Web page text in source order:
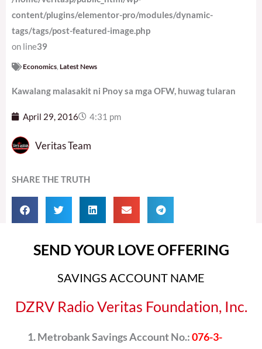
content/plugins/elementor-pro/modules/dynamic-
tags/tags/post-featured-image.php
on line39
Economics Latest News
Kawalang malasakit ni Pnoy sa mga OFW, huwag tularan
April 29, 2016 4:31 pm
Veritas Team
SHARE THE TRUTH
SEND YOUR LOVE OFFERING
SAVINGS ACCOUNT NAME
DZRV Radio Veritas Foundation, Inc.
Metrobank Savings Account No.:076-3-